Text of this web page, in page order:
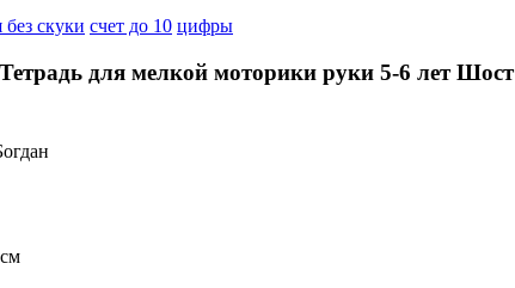
без скуки счет до 10 цифры
для мелкой моторики руки 5-6 лет Шост